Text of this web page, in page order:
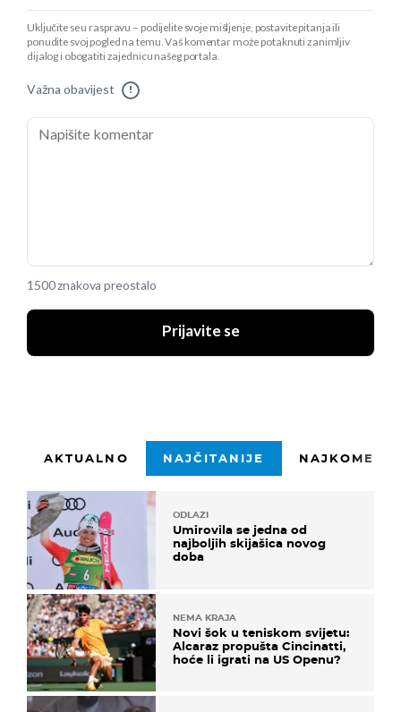
Uključite se u raspravu – podijelite svoje mišljenje, postavite pitanja ili
ponudite svoj pogled na temu. Vaš komentar može potaknuti zanimljiv
dijalog i obogatiti zajednicu našeg portala.
Važna obavijest !
1500 znakova preostalo
Prijavite se
AKTUALNO NAJČITANIJE
ODLAZI
Umirovila se jedna od
najboljih skijašica novog
doba
NEMA KRAJA
Novi šok u teniskom svijetu:
Alcaraz propušta Cincinatti,
hoće li igrati na US Openu?